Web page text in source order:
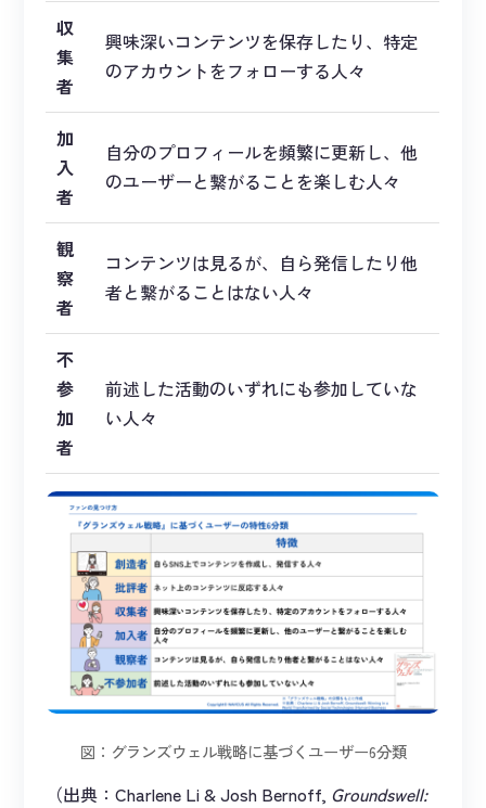
収
集
者
興味深いコンテンツを保存したり、特定
のアカウントをフォローする人々
加
入
者
自分のプロフィールを頻繁に更新し、他
のユーザーと繋がることを楽しむ人々
観
察
者
コンテンツは見るが、自ら発信したり他
者と繋がることはない人々
不
参
加
者
前述した活動のいずれにも参加していな
い人々
図：グランズウェル戦略に基づくユーザー6分類
（出典：Charlene Li & Josh Bernoff, Groundswell: